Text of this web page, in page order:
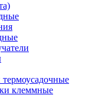
клеммные